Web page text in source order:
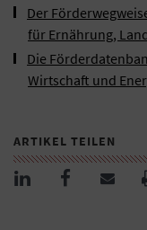
Der
für Ernährung,
Die
Wirtschaft und
ARTIKEL TEILEN